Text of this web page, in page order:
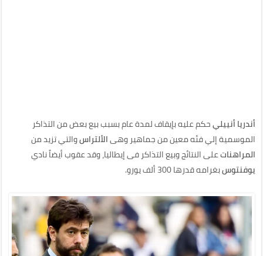
أندريا أنييليحكم عليه بإيقاف لمدة عام بسبب بيع بعض من التذاكر
الموسمية إلي فئه معين من جماهير وهىالألتراسوالتي تزيد من
المراهناتعلى النتائج وبيع التذاكر فى إيطاليا، وقد عقوب أيضاً نادي
يوفنتوسبغرامه قدرها 300 ألف يورو.